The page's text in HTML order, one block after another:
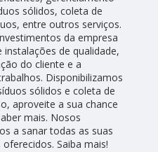
sólidos, coleta de
entre outros serviços.
da empresa
de qualidade,
do cliente e a
Disponibilizamos
sólidos e coleta de
aproveite a sua chance
mais. Nosos
a sanar todas as suas
Saiba mais!